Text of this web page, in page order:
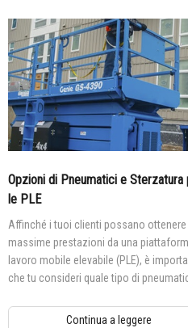
Opzioni di Pneumatici e Sterzatura
le PLE
Affinché i tuoi clienti possano ottenere
massime prestazioni da una
lavoro mobile elevabile (PLE), è
che tu consideri quale tipo di
alle loro esigenze.Continua a leggere